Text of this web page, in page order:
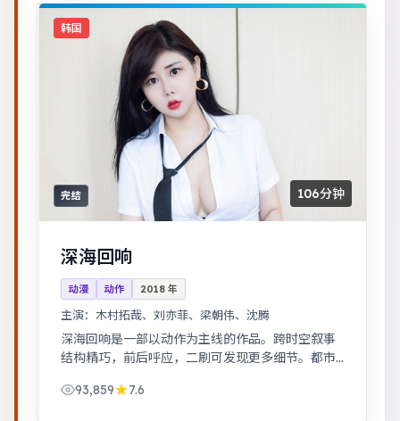
韩国
完结 106分钟
深海回响
动漫 动作 2018 年
主演： 木村拓哉、刘亦菲、梁朝伟、沈腾
深海回响是一部以动作为主线的作品。跨时空叙事
结构精巧，前后呼应，二刷可发现更多细节。都市
事。93,859 7.6